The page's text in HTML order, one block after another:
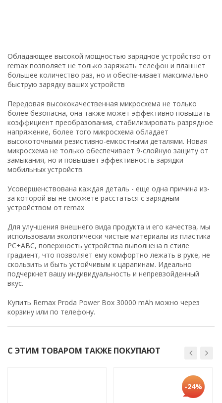
Обладающее высокой мощностью зарядное устройство от
remax позволяет не только заряжать телефон и планшет
большее количество раз, но и обеспечивает максимально
быструю зарядку ваших устройств
Передовая высококачественная микросхема не только
более безопасна, она также может эффективно повышать
коэффициент преобразования, стабилизировать разрядное
напряжение, более того микросхема обладает
высокоточными резистивно-емкостными деталями. Новая
микросхема не только обеспечивает 9-слойную защиту от
замыкания, но и повышает эффективность зарядки
мобильных устройств.
Усовершенствована каждая деталь - еще одна причина из-
за которой вы не сможете расстаться с зарядным
устройством от remax
Для улучшения внешнего вида продукта и его качества, мы
использовали экологически чистые материалы из пластика
PC+ABC, поверхность устройства выполнена в стиле
градиент, что позволяет ему комфортно лежать в руке, не
скользить и быть устойчивым к царапинам. Идеально
подчеркнет вашу индивидуальность и непревзойденный
вкус.
Купить Remax Proda Power Box 30000 mAh можно через
корзину или по телефону.
С ЭТИМ ТОВАРОМ ТАКЖЕ ПОКУПАЮТ
-24%